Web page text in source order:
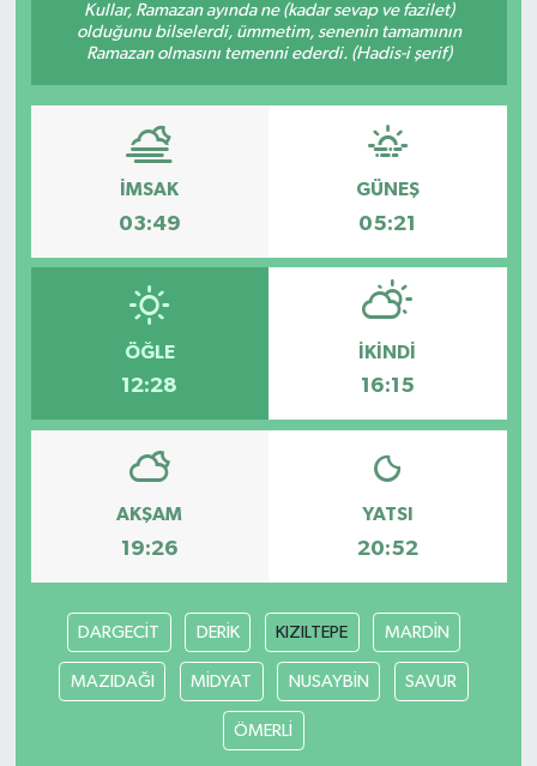
Kullar, Ramazan ayında ne (kadar sevap ve fazilet)
olduğunu bilselerdi, ümmetim, senenin tamamının
Ramazan olmasını temenni ederdi. (Hadis-i şerif)
İMSAK
03:49
GÜNEŞ
05:21
ÖĞLE
12:28
İKINDI
16:15
AKŞAM
19:26
YATSI
20:52
DARGECİT DERİK KIZILTEPE MARDİN
MAZIDAĞI MİDYAT NUSAYBİN SAVUR
ÖMERLİ
Ekonomi
Genel
Gündem
Haberde İnsan
Kültür Sanat
Magazin
Yerel
AboneHaber Özel